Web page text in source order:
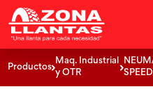
Productos
Maq. Industrial
y OTR